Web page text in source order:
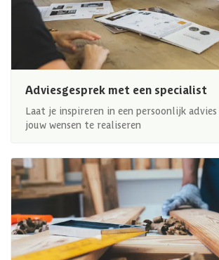
Adviesgesprek met een specialist
Laat je inspireren in een persoonlijk advies
jouw wensen te realiseren